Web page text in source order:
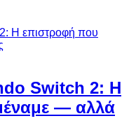
Switch 2: Η
— αλλά